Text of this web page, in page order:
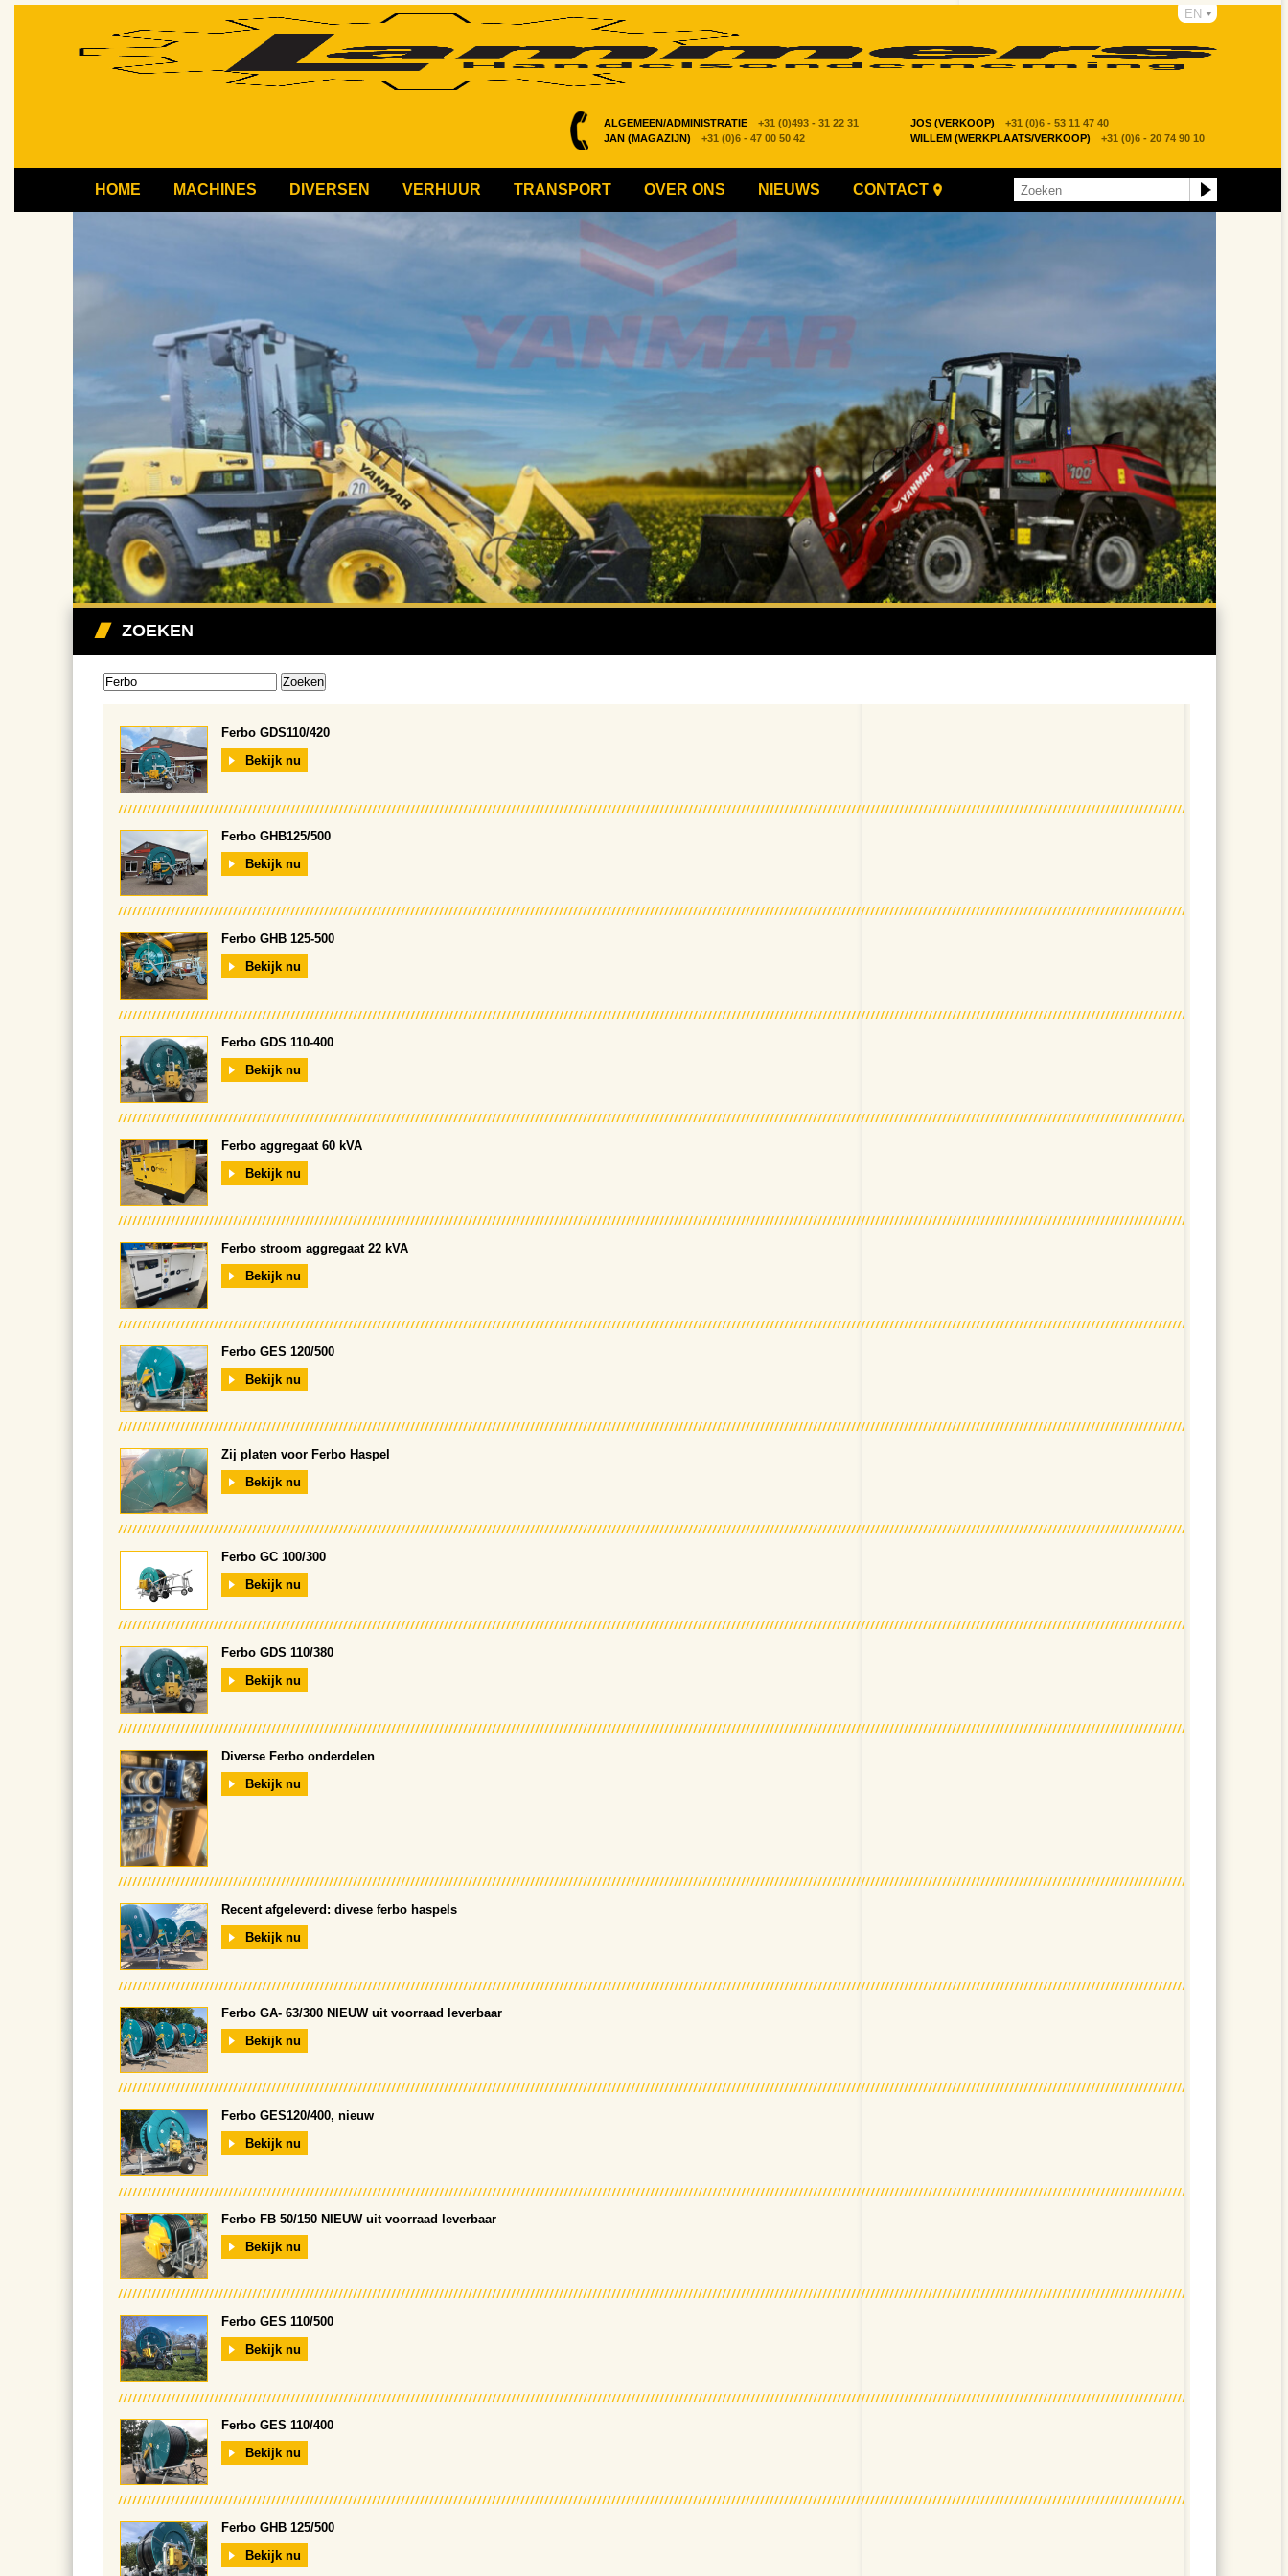
ALGEMEEN/ADMINISTRATIE +31 (0)493 - 31 22 31 JOS (VERKOOP)
+31 (0)6 - 53 11 47 40
JAN (MAGAZIJN)
+31 (0)6 - 47 00 50 42 WILLEM (WERKPLAATS/VERKOOP) +31 (0)6 - 20 74 90 10
EN
HOME MACHINES DIVERSEN VERHUUR TRANSPORT OVER ONS NIEUWS CONTACT
ZOEKEN
Ferbo GDS110/420
Bekijk nu
Ferbo GHB125/500
Bekijk nu
Ferbo GHB 125-500
Bekijk nu
Ferbo GDS 110-400
Bekijk nu
Ferbo aggregaat 60 kVA
Bekijk nu
Ferbo stroom aggregaat 22 kVA
Bekijk nu
Ferbo GES 120/500
Bekijk nu
Zij platen voor Ferbo Haspel
Bekijk nu
Ferbo GC 100/300
Bekijk nu
Ferbo GDS 110/380
Bekijk nu
Diverse Ferbo onderdelen
Bekijk nu
Recent afgeleverd: divese ferbo haspels
Bekijk nu
Ferbo GA- 63/300 NIEUW uit voorraad leverbaar
Bekijk nu
Ferbo GES120/400, nieuw
Bekijk nu
Ferbo FB 50/150 NIEUW uit voorraad leverbaar
Bekijk nu
Ferbo GES 110/500
Bekijk nu
Ferbo GES 110/400
Bekijk nu
Ferbo GHB 125/500
Bekijk nu